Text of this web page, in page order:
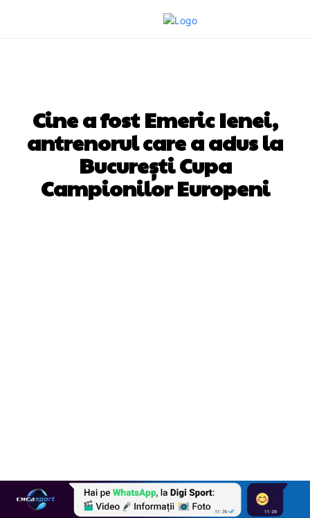
Cine a fost Emeric Ienei,
antrenorul care a adus la
București Cupa
Campionilor Europeni